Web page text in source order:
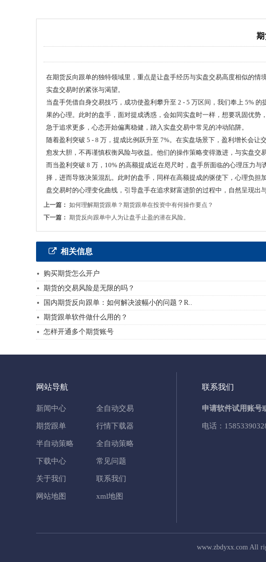
在期货反向跟单的独特领域里，重点是让盘手经历与实盘交易高度相似的
实盘交易时的紧张与渴望。
当盘手凭借自身交易技巧，成功使盈利攀升至 2 - 5 万区间，我们奉上 5%
果的心理。此时的盘手，面对提成诱惑，会如同实盘时一样，想要巩固优
急于追求更多，心态开始偏离稳健，踏入实盘交易中常见的冲动陷阱。
随着盈利突破 5 - 8 万，提成比例跃升至 7%。在实盘场景下，盈利增长会
愈发大胆，不再谨慎权衡风险与收益。他们的操作策略变得激进，与实盘交
而当盈利突破 8 万，10% 的高额提成近在咫尺时，盘手所面临的心理压力
择，进而导致决策混乱。此时的盘手，同样在高额提成的驱使下，心理负
盘交易时的心理变化曲线，引导盘手在追求财富进阶的过程中，自然呈现出
上一篇： 如何理解期货跟单？期货跟单在投资中有何操作要点？
下一篇： 期货反向跟单中人为让盘手止盈的潜在风险。
相关信息
购买期货怎么开户
期货的交易风险是无限的吗？
国内期货反向跟单：如何解决波幅小的问题？R..
期货跟单软件做什么用的？
怎样开通多个期货账号
网站导航
新闻中心 全自动交易
期货跟单 行情下载器
半自动策略 全自动策略
下载中心 常见问题
关于我们 联系我们
网站地图 xml地图
联系我们
申请软件试用账号
电话：
www.zbdyxx.com All